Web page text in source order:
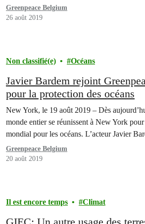
Greenpeace Belgium
26 août 2019
Non classifié(e) Océans
Javier Bardem rejoint
pour la protection des océans
New York, le 19 août 2019 – Dès
monde entier se réunissent à New York
mondial pour les océans. L’acteur Javier
Greenpeace Belgium
20 août 2019
Il est encore temps Climat